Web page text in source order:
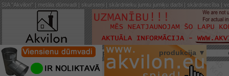
SIA "Akvilon" | metāla dūmvadi | skursteņi | skārdnieku jumtu jumiķu darbi | skārdniecība |
par mums produkcija ▼